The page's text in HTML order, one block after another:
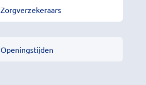
Zorgverzekeraars
Openingstijden